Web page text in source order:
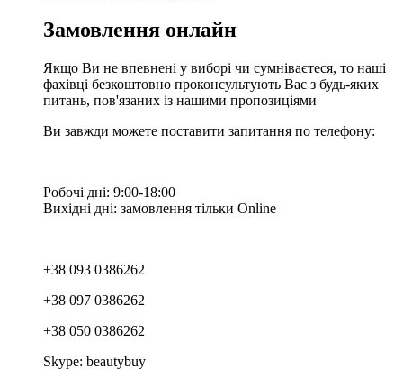
Замовлення онлайн
Якщо Ви не впевнені у виборі чи сумніваєтеся, то наші
фахівці безкоштовно проконсультують Вас з будь-яких
питань, пов'язаних із нашими пропозиціями
Ви завжди можете поставити запитання по телефону:
Робочі дні: 9:00-18:00
Вихідні дні: замовлення тільки Online
+38 093 0386262
+38 097 0386262
+38 050 0386262
Skype: beautybuy